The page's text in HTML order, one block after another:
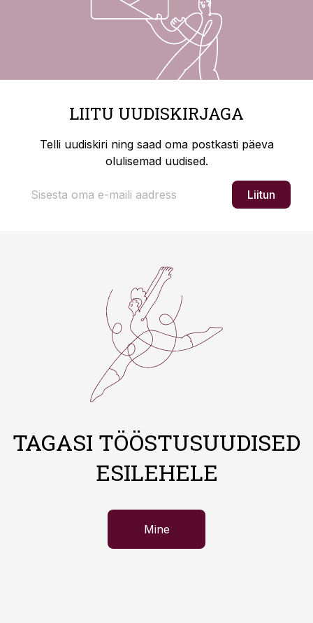
LIITU UUDISKIRJAGA
Telli uudiskiri ning saad oma postkasti päeva
olulisemad uudised.
Liitun
TAGASI TÖÖSTUSUUDISED
ESILEHELE
Mine